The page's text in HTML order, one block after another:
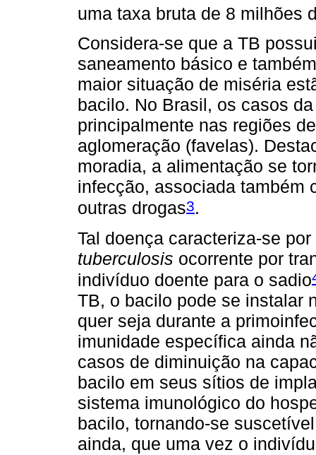
uma taxa bruta de 8 milhões
Considera-se que a TB
saneamento básico e
maior situação de miséria
bacilo. No Brasil, os casos
principalmente nas regiões
aglomeração (favelas).
moradia, a alimentação se
infecção, associada também
outras drogas3.
Tal doença caracteriza-se
tuberculosis ocorrente por
indivíduo doente para o sadio
TB, o bacilo pode se instalar
quer seja durante a
imunidade específica ainda
casos de diminuição na
bacilo em seus sítios de
sistema imunológico do
bacilo, tornando-se
ainda, que uma vez o